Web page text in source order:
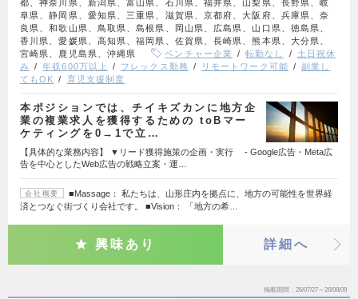
都、神奈川県、新潟県、富山県、石川県、福井県、山梨県、長野県、岐
阜県、静岡県、愛知県、三重県、滋賀県、京都府、大阪府、兵庫県、奈
良県、和歌山県、鳥取県、島根県、岡山県、広島県、山口県、徳島県、
香川県、愛媛県、高知県、福岡県、佐賀県、長崎県、熊本県、大分県、
宮崎県、鹿児島県、沖縄県
ベンチャー企業 転勤なし
土日祝休
み
年収600万以上 フレックス勤務 リモートワーク可能
副業し
てもOK
育児支援制度
本ポジションでは、チイキズカンに地方企
業の複業求人を獲得するための toBマー
ケティングを0→1で立…
【具体的な業務内容】 ▼リード獲得施策の企画・実行 - Google広告・Meta広
告を中心としたWeb広告の戦略立案・運…
会社概要
■Massage： 私たちは、山形庄内を拠点に、地方の可能性を世界経
済とつなぐ街づくり会社です。 ■Vision： 「地方の希…
興味あり 詳細へ
掲載期間 26/07/27～26/08/09